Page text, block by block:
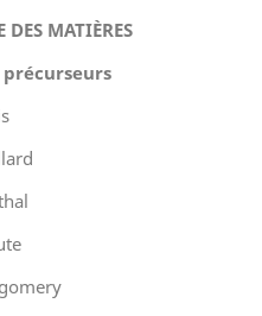
DES MATIÈRES
précurseurs